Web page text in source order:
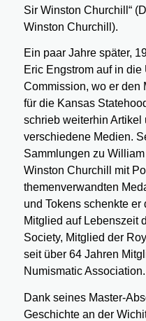
Sir Winston Churchill“
Winston Churchill).
Ein paar Jahre später,
Eric Engstrom auf in
Commission, wo er den
für die Kansas
schrieb weiterhin Artikel
verschiedene Medien.
Sammlungen zu
Winston Churchill mit
themenverwandten
und Tokens schenkte er
Mitglied auf Lebenszeit
Society, Mitglied der
seit über 64 Jahren
Numismatic Association.
Dank seines Master-
Geschichte an der